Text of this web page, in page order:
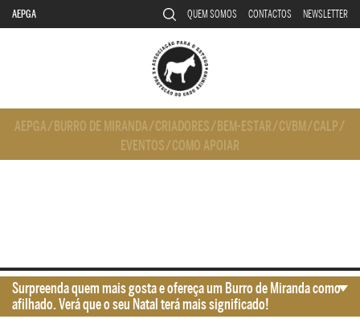
AEPGA QUEM SOMOS CONTACTOS NEWSLETTER
AEPGA/ BURRO DE MIRANDA/CRIADORES/ BEM-ESTAR/CVBM/CALP/
EVENTOS/COMO APOIAR
Surpreenda quem mais gosta e ofereça um Burro de Miranda como
afilhado. Verá que o seu Natal terá mais significado!